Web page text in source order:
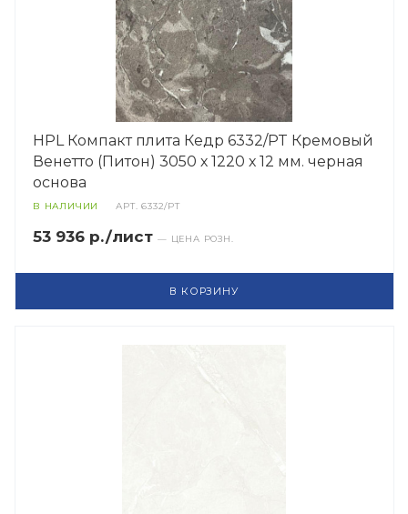
HPL Компакт плита Кедр 6332/PT Кремовый
Венетто (Питон) 3050 х 1220 х 12 мм. черная
основа
В НАЛИЧИИ АРТ.6332/PT
53 936 р./лист — ЦЕНА РОЗН.
В КОРЗИНУ